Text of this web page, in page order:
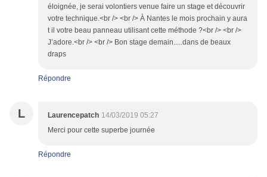
éloignée, je serai volontiers venue faire un stage et découvrir
votre technique.<br /> <br /> À Nantes le mois prochain y aura
t il votre beau panneau utilisant cette méthode ?<br /> <br />
J’adore.<br /> <br /> Bon stage demain.....dans de beaux
draps
Répondre
L Laurencepatch 14/03/2019 05:27
Merci pour cette superbe journée
Répondre